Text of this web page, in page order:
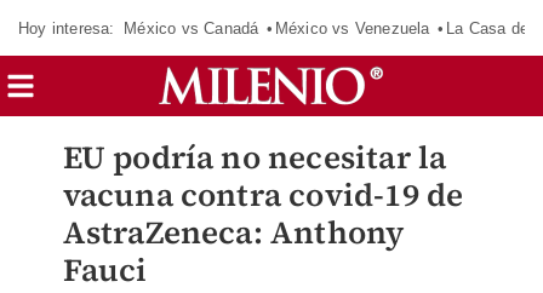
Hoy interesa: México vs Canadá México vs Venezuela La Casa de
EU podría no necesitar la
vacuna contra covid-19 de
AstraZeneca: Anthony
Fauci